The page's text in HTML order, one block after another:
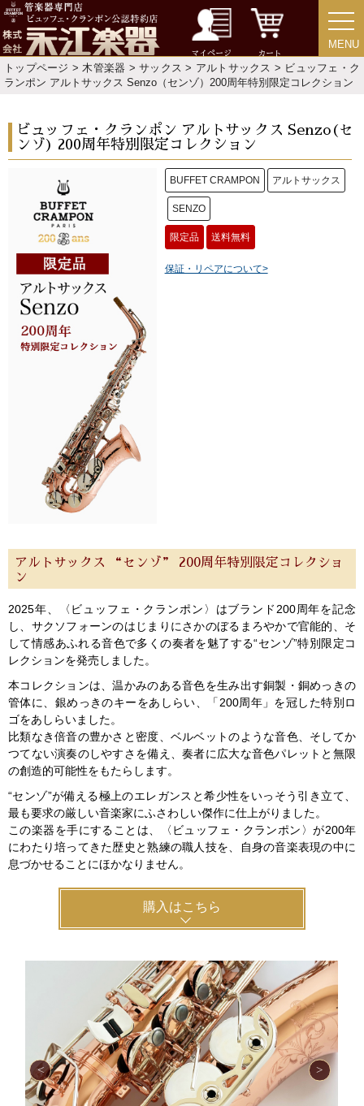
マイページ カート
MENU
MENU
トップページ >木管楽器 >サックス > アルトサックス > ビュッフェ・ク
ランポン アルトサックス Senzo（センゾ）200周年特別限定コレクション
ビュッフェ・クランポン アルトサックス Senzo(セ
ンゾ) 200周年特別限定コレクション
BUFFET CRAMPON アルトサックス
SENZO
限定品 送料無料
保証・リペアについて>
アルトサックス “センゾ” 200周年特別限定コレクショ
ン
2025年、〈ビュッフェ・クランポン〉はブランド200周年を記念
し、サクソフォーンのはじまりにさかのぼるまろやかで官能的、そ
して情感あふれる音色で多くの奏者を魅了する“センゾ”特別限定コ
レクションを発売しました。
本コレクションは、温かみのある音色を生み出す銅製・銅めっきの
管体に、銀めっきのキーをあしらい、「200周年」を冠した特別ロ
ゴをあしらいました。
比類なき倍音の豊かさと密度、ベルベットのような音色、そしてか
つてない演奏のしやすさを備え、奏者に広大な音色パレットと無限
の創造的可能性をもたらします。
“センゾ”が備える極上のエレガンスと希少性をいっそう引き立て、
最も要求の厳しい音楽家にふさわしい傑作に仕上がりました。
この楽器を手にすることは、〈ビュッフェ・クランポン〉が200年
にわたり培ってきた歴史と熟練の職人技を、自身の音楽表現の中に
息づかせることにほかなりません。
購入はこちら